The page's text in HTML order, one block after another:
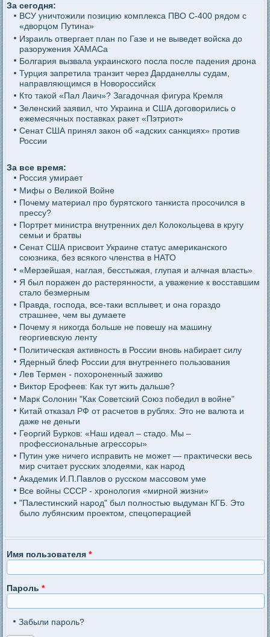
За сегодня:
ВСУ уничтожили позицию комплекса ПВО С-400 рядом с
«дворцом Путина»
Израиль отвергает план по Газе и не выведет войска до
разоружения ХАМАСа
Болгария вызвала украинского посла после падения дрона
Турция запретила транзит через Дарданеллы судам,
направляющимся в Новороссийск
Кто такой «Пал Лаич»? Загадочная фигура Кремля
Зеленский заявил, что Украина и США договорились о
ежемесячных поставках ракет «Пэтриот»
Сенат США принял закон об «адских санкциях» против
России
За все время:
Россия умирает
Мифы о Великой Войне
Почему материал про бурятского танкиста просочился в
прессу?
Портрет министра внутренних дел Колокольцева в кругу
семьи и братвы
Сенат США присвоит Украине статус американского
союзника, без всякого членства в НАТО
«Мерзейшая, наглая, бесстыжая, глупая и алчная власть»
Я был поражен до растерянности, а уважение к восставшим
стало безмерным
Правда, господа, все-таки всплывет, и она гораздо
страшнее, чем вы думаете
Почему я никогда больше не повешу на машину
георгиевскую ленту
Политическая активность в России вновь набирает силу
Ядерный блеф России для внутреннего пользования
Лев Термен - похороненный заживо
Виктор Ерофеев: Как тут жить дальше?
Марк Солонин "Как Советский Союз победил в войне"
Китай отказал РФ от расчетов в рублях. Это не валюта и
даже не деньги
Георгий Бурков: «Наш идеал – стадо. Мы –
профессиональные агрессоры»
Путин уже ничего исправить не может — практически весь
мир считает русских злодеями, как народ
Академик И.П.Павлов о русском массовом уме
Все войны СССР - хронология «мирной жизни»
"Палестинский народ" был полностью выдуман КГБ. Это
было лубянским проектом, спецоперацией
Имя пользователя*
Пароль*
Забыли пароль?